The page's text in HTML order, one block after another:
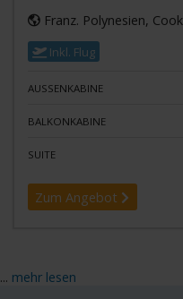
Franz. Polynesien,
Inkl. Flug
AUSSENKABINE
BALKONKABINE
SUITE
Zum Angebot
... mehr lesen